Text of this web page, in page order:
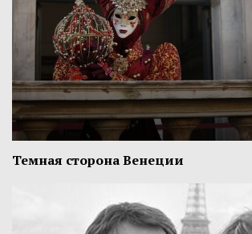
Темная сторона Венеции